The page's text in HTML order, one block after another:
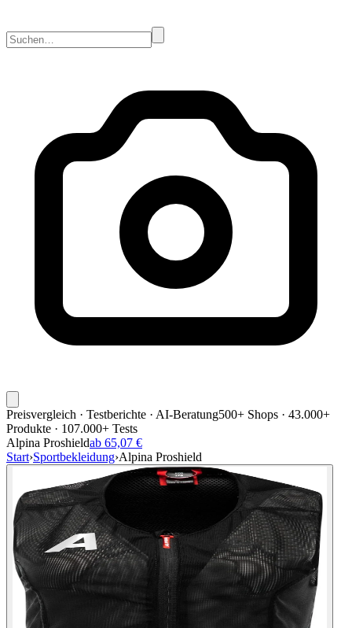
Preisvergleich · Testberichte · AI-Beratung500+ Shops · 43.000+
Produkte · 107.000+ Tests
Alpina Proshieldab 65,07 €
Start›Sportbekleidung›Alpina Proshield